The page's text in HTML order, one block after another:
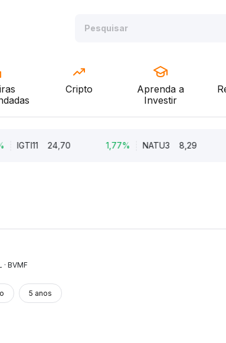
Cripto
Aprenda a
Investir
IGTI11 24,70 1,77% NATU3 8,29
· BVMF
5 anos